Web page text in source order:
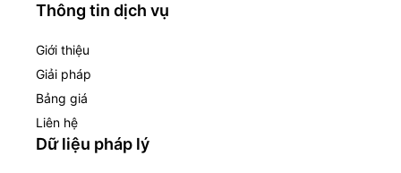
Thông tin dịch vụ
Giới thiệu
Giải pháp
Bảng giá
Liên hệ
Dữ liệu pháp lý